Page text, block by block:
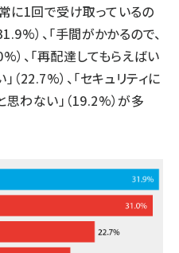
に1回で受け取っているの
）、「手間がかかるので、
）、「再配達してもらえばい
22.7%）、「セキュリティに
わない」（19.2%）が多